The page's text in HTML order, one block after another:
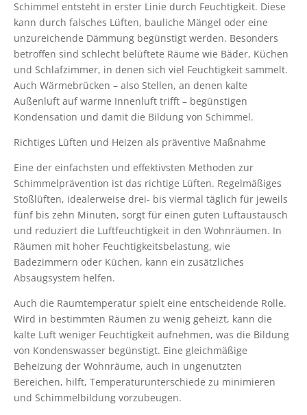
Schimmel entsteht in erster Linie durch Feuchtigkeit. Diese
kann durch falsches Lüften, bauliche Mängel oder eine
unzureichende Dämmung begünstigt werden. Besonders
betroffen sind schlecht belüftete Räume wie Bäder, Küchen
und Schlafzimmer, in denen sich viel Feuchtigkeit sammelt.
Auch Wärmebrücken – also Stellen, an denen kalte
Außenluft auf warme Innenluft trifft – begünstigen
Kondensation und damit die Bildung von Schimmel.
Richtiges Lüften und Heizen als präventive Maßnahme
Eine der einfachsten und effektivsten Methoden zur
Schimmelprävention ist das richtige Lüften. Regelmäßiges
Stoßlüften, idealerweise drei- bis viermal täglich für jeweils
fünf bis zehn Minuten, sorgt für einen guten Luftaustausch
und reduziert die Luftfeuchtigkeit in den Wohnräumen. In
Räumen mit hoher Feuchtigkeitsbelastung, wie
Badezimmern oder Küchen, kann ein zusätzliches
Absaugsystem helfen.
Auch die Raumtemperatur spielt eine entscheidende Rolle.
Wird in bestimmten Räumen zu wenig geheizt, kann die
kalte Luft weniger Feuchtigkeit aufnehmen, was die Bildung
von Kondenswasser begünstigt. Eine gleichmäßige
Beheizung der Wohnräume, auch in ungenutzten
Bereichen, hilft, Temperaturunterschiede zu minimieren
und Schimmelbildung vorzubeugen.